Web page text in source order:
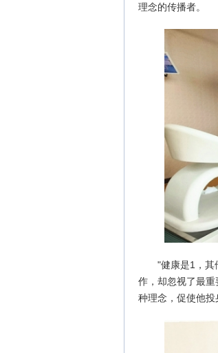
理念的传播者。
"健康是1，其
作，却忽视了最
种理念，促使他投